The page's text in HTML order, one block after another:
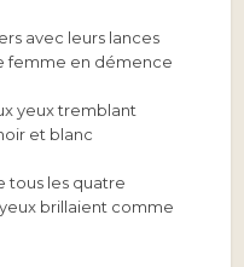
avec leurs lances
femme en démence
yeux tremblant
et blanc
tous les quatre
brillaient comme